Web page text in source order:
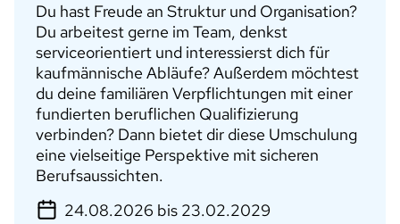
Du hast Freude an Struktur und Organisation?
Du arbeitest gerne im Team, denkst
serviceorientiert und interessierst dich für
kaufmännische Abläufe? Außerdem möchtest
du deine familiären Verpflichtungen mit einer
fundierten beruflichen Qualifizierung
verbinden? Dann bietet dir diese Umschulung
eine vielseitige Perspektive mit sicheren
Berufsaussichten.
24.08.2026 bis 23.02.2029